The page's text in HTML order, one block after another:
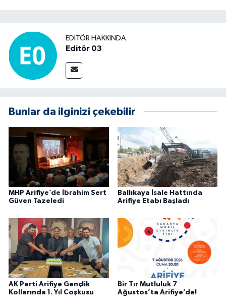
EDITÖR HAKKINDA
Editör 03
Bunlar da ilginizi çekebilir
MHP Arifiye’de İbrahim Sert
Güven Tazeledi
Ballıkaya İsale Hattında
Arifiye Etabı Başladı
AK Parti Arifiye Gençlik
Kollarında 1. Yıl Coşkusu
Bir Tır Mutluluk 7
Ağustos’ta Arifiye’de!